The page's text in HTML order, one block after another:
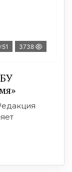
3738